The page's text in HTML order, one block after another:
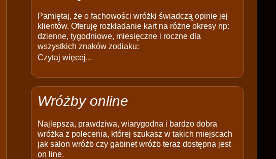
Pamiętaj, że o fachowości wróżki świadczą opinie jej
klientów. Oferuję rozkładanie kart na różne okresy np:
dzienne, tygodniowe, miesięczne i roczne dla
wszystkich znaków zodiaku:
Czytaj więcej...
Wróżby online
Najlepsza, prawdziwa, wiarygodna i bardzo dobra
wróżka z polecenia, której szukasz w takich miejscach
jak salon wróżb czy gabinet wróżb teraz dostępna jest
on line.